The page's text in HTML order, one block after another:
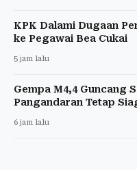
KPK Dalami Dugaan
ke Pegawai Bea Cukai
5 jam lalu
Gempa M4,4 Guncang
Pangandaran Tetap
6 jam lalu